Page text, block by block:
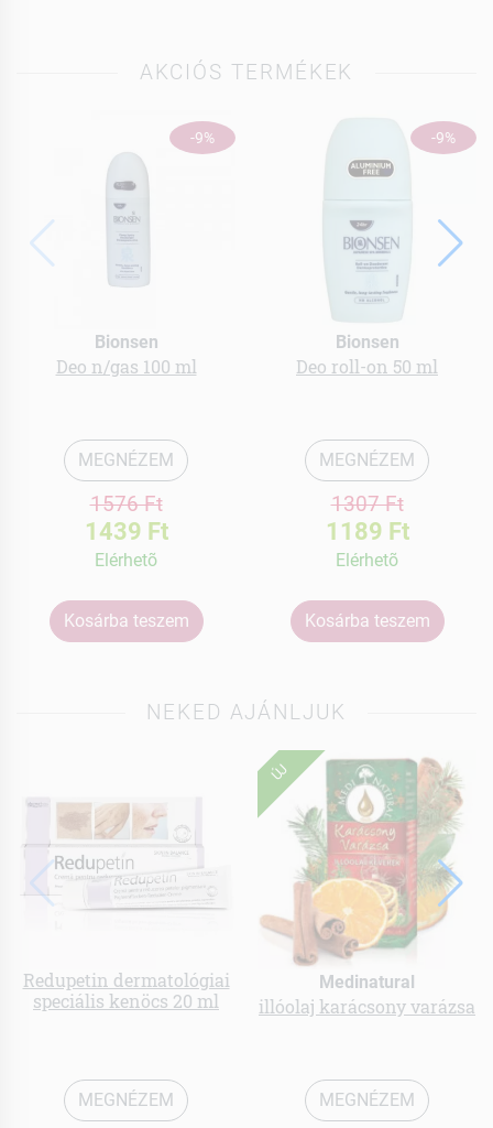
AKCIÓS TERMÉKEK
-9%
Bionsen
Deo n/gas 100 ml
MEGNÉZEM
1576 Ft
1439 Ft
Elérhetõ
Kosárba teszem
-9%
Bionsen
Deo roll-on 50 ml
MEGNÉZEM
1307 Ft
1189 Ft
Elérhetõ
Kosárba teszem
NEKED AJÁNLJUK
Redupetin dermatológiai
speciális kenöcs 20 ml
MEGNÉZEM
ÚJ
Medinatural
illóolaj karácsony varázsa
MEGNÉZEM